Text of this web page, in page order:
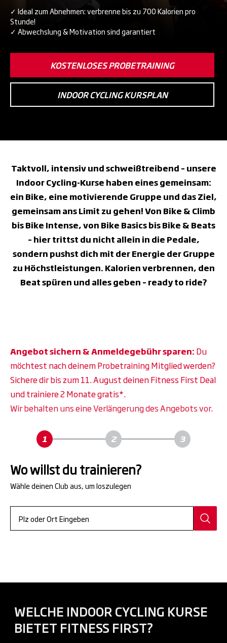
✓ Ideal zum Abnehmen: verbrenne bis zu 700 Kalorien pro
Stunde!
✓ Abwechslung & Motivation sind garantiert
KOSTENLOSES PROBETRAINING
INDOOR CYCLING KURSPLAN
Taktvoll, intensiv und schweißtreibend – unsere
Indoor Cycling-Kurse haben eines gemeinsam:
ein Bike, eine motivierende Gruppe und das Ziel,
gemeinsam ans Limit zu gehen! Von Bike & Climb
bis Bike Intense, von Bike Basics bis Bike & Beats
– hier trittst du nicht allein in die Pedale,
sondern pushst dich mit der Energie der Gruppe
zu Höchstleistungen. Kalorien verbrennen, den
Beat spüren und alles geben – ready to ride?
Angebot sichern & Anmeldegebühr sparen: Du
möchtest nach deinem Probetraining Mitglied werden?
Sichere dir bis zum 11. August deinen Fitness First Deal
und trainiere 2 Monate gratis*.
Wir behalten uns eine Verlängerung des Angebots vor.
Wo willst du trainieren?
Wähle deinen Club aus, um loszulegen
WELCHE INDOOR CYCLING KURSE
BIETET FITNESS FIRST?